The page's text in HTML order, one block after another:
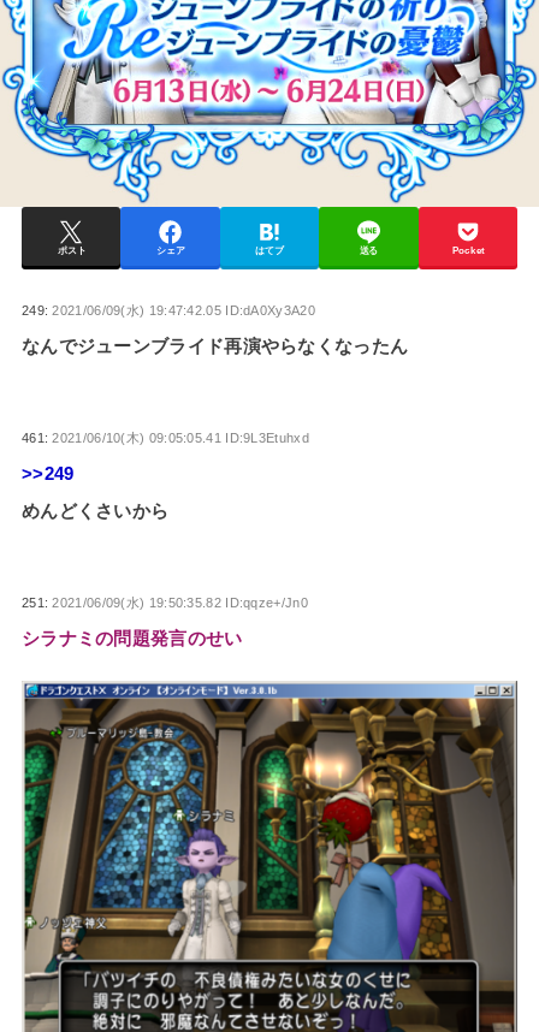
ポスト シェア はてブ 送る Pocket
249:2021/06/09(水) 19:47:42.05 ID:dA0Xy3A20
なんでジューンブライド再演やらなくなったん
461:2021/06/10(木) 09:05:05.41 ID:9L3Etuhxd
>>249
めんどくさいから
251:2021/06/09(水) 19:50:35.82 ID:qqze+/Jn0
シラナミの問題発言のせい